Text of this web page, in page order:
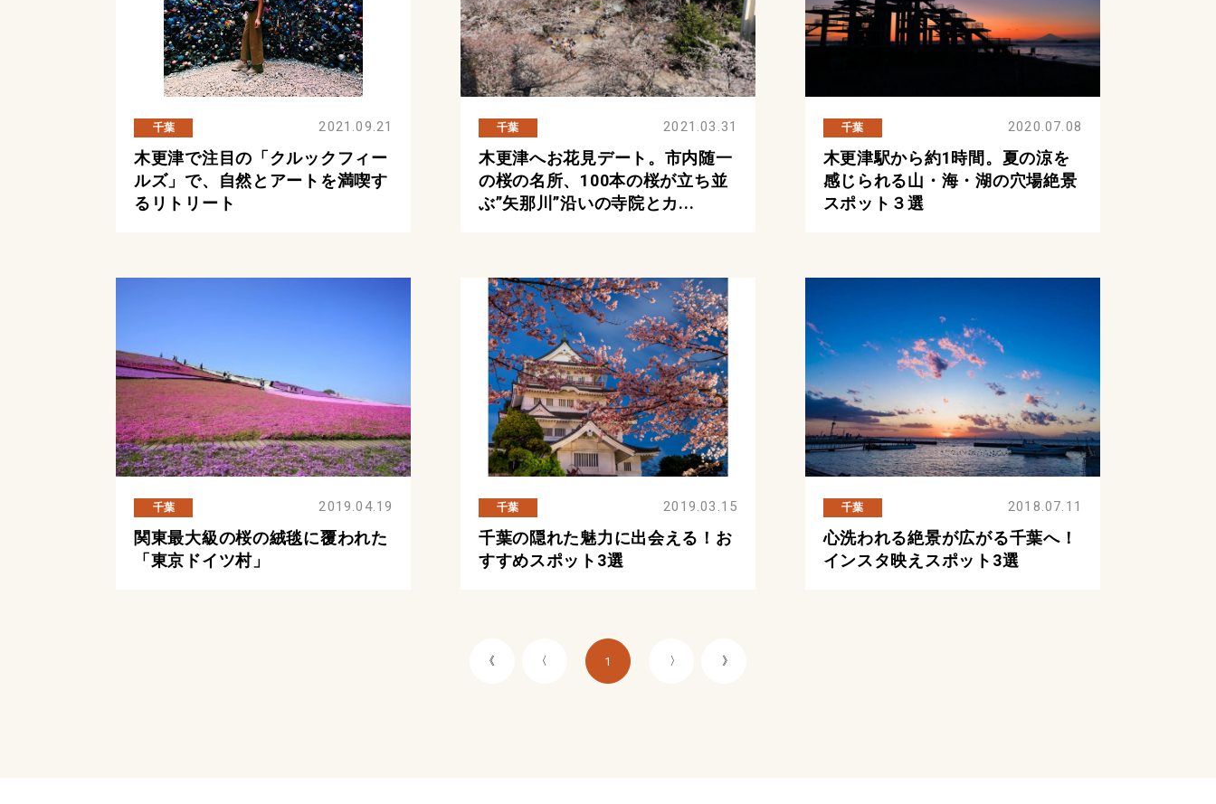
千葉 2021.09.21
木更津で注目の「クルックフィー
ルズ」で、自然とアートを満喫す
るリトリート
千葉 2021.03.31
木更津へお花見デート。市内随一
の桜の名所、100本の桜が立ち並
ぶ”矢那川”沿いの寺院とカ...
千葉 2020.07.08
木更津駅から約1時間。夏の涼を
感じられる山・海・湖の穴場絶景
スポット３選
千葉 2019.04.19
関東最大級の桜の絨毯に覆われた
「東京ドイツ村」
千葉 2019.03.15
千葉の隠れた魅力に出会える！お
すすめスポット3選
千葉 2018.07.11
心洗われる絶景が広がる千葉へ！
インスタ映えスポット3選
《 〈 1 〉 》